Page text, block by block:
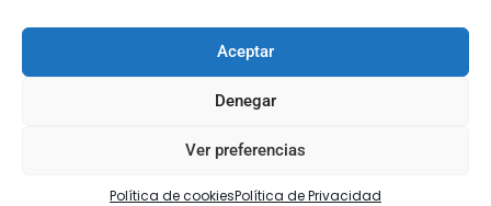
Aceptar
Denegar
Ver preferencias
Política de cookiesPolítica de Privacidad